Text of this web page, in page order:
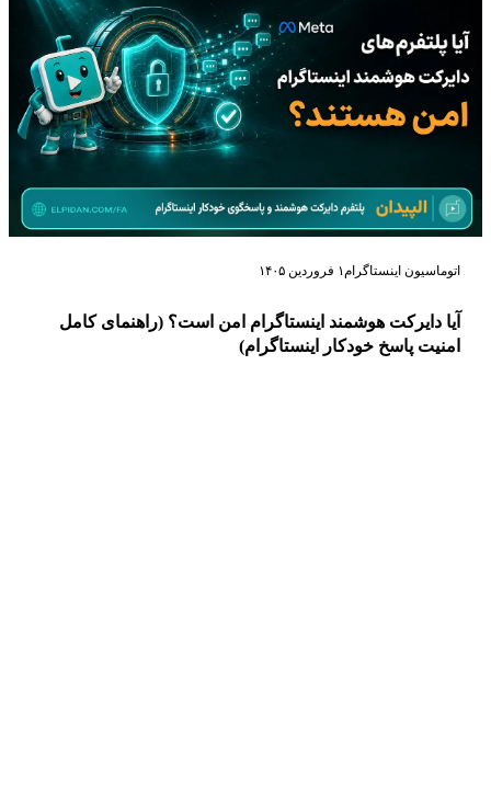
اتوماسیون اینستاگرام۱ فروردین ۱۴۰۵
آیا دایرکت هوشمند اینستاگرام امن است؟ (راهنمای کامل
امنیت پاسخ خودکار اینستاگرام)